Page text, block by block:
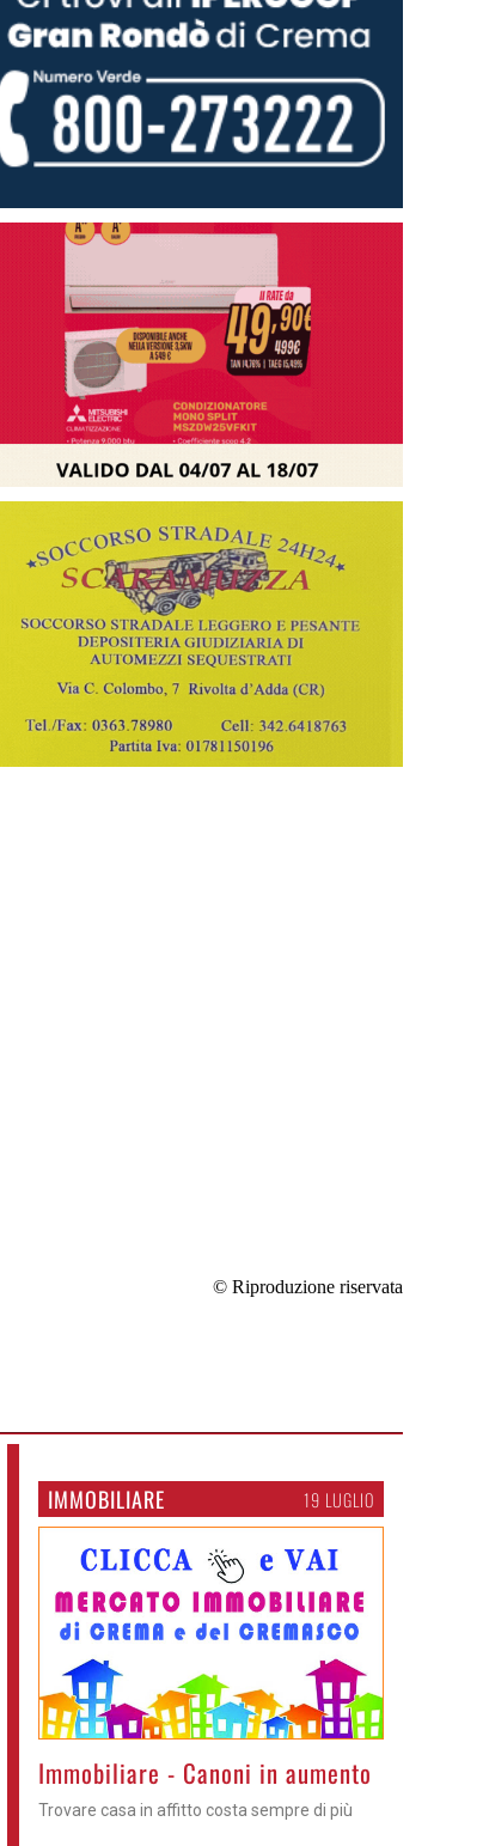
© Riproduzione riservata
IMMOBILIARE 19 LUGLIO
>Immobiliare - Canoni in aumento
Trovare casa in affitto costa sempre di più